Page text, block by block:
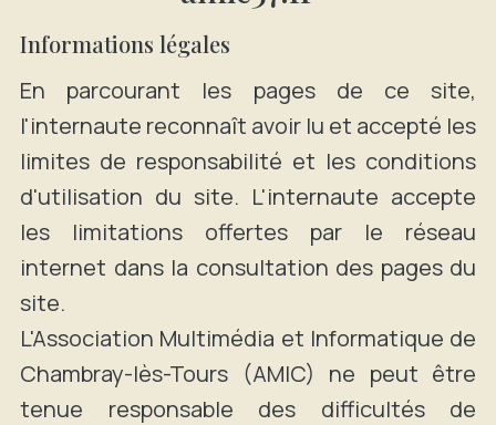
Informations légales
En parcourant les pages de ce site,
l'internaute reconnaît avoir lu et accepté les
limites de responsabilité et les conditions
d'utilisation du site. L'internaute accepte
les limitations offertes par le réseau
internet dans la consultation des pages du
site.
L'Association Multimédia et Informatique de
Chambray-lès-Tours (AMIC) ne peut être
tenue responsable des difficultés de